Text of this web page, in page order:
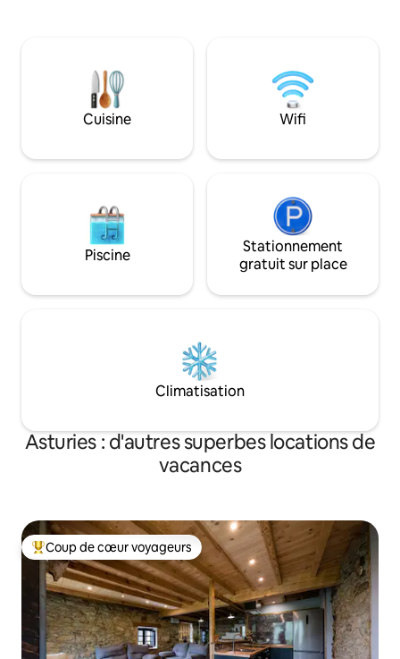
restaurants traditionnels et avant-
gardistes. Un hébergement calme pour
se reposer après une journée active
entre mer, montagne et bonne cuisine.
d'une vue
LamiCasina est dans un
exceptionnel.
Cuisine Wifi
Piscine
Stationnement
gratuit sur place
Climatisation
Asturies : d'autres superbes locations de
vacances
Coups de cœur voyageurs les plus appréciés
Coup de cœur voyageurs